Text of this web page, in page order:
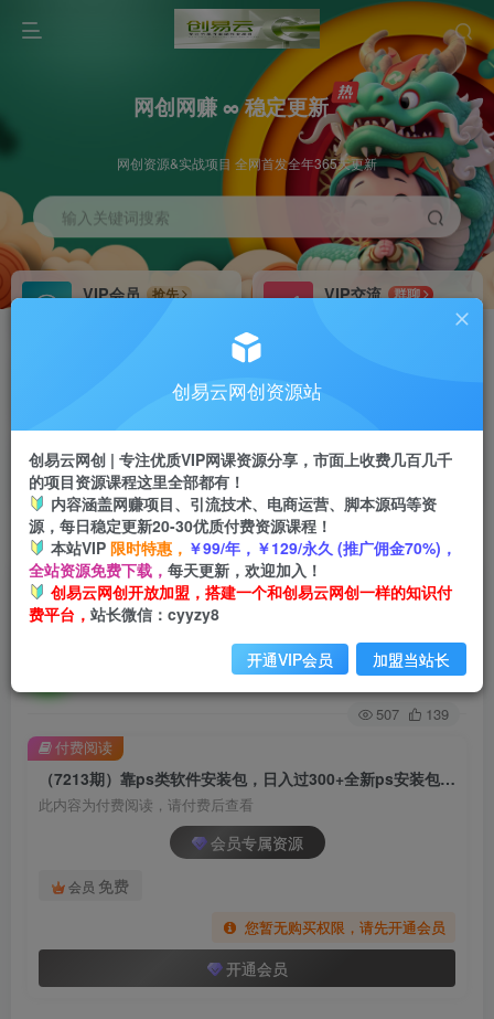
网创网赚 ∞ 稳定更新
网创资源&实战项目 全网首发全年365天更新
输入关键词搜索
VIP会员
抢先
VIP交流
群聊
研究探讨更多创业项目路子。
会员专属推广链接
挂机 项目
脚本卡密
APP下载
GO
首页 创业课程 会员专属 正文
（7213期）靠ps类软件安装包，日入过300+全新
ps安装包0成本玩法（附186G安装包）
关注
507 139
（7213期）靠ps类软件安装包，日入过300+全新ps安装包0成本玩法（附186G安装包）
此内容为付费阅读，请付费后查看
会员专属资源
会员 免费
您暂无购买权限，请先开通会员
开通会员
付费阅读
创易云网创资源站
创易云网创 | 专注优质VIP网课资源分享，市面上收费几百几千
的项目资源课程这里全部都有！
内容涵盖网赚项目、引流技术、电商运营、脚本源码等资
源，每日稳定更新20-30优质付费资源课程！
本站VIP 限时特惠， ￥99/年，￥129/永久 (推广佣金70%)，
全站资源免费下载， 每天更新，欢迎加入！
创易云网创开放加盟，搭建一个和创易云网创一样的知识付
费平台， 站长微信：cyyzy8
开通VIP会员 加盟当站长